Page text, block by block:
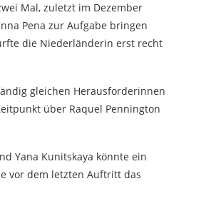
Mal, zuletzt im Dezember
Pena zur Aufgabe bringen
die Niederländerin erst recht
gleichen Herausforderinnen
über Raquel Pennington
Yana Kunitskaya könnte ein
vor dem letzten Auftritt das